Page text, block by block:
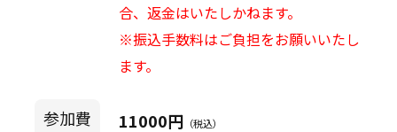
合、返金はいたしかねます。
※振込手数料はご負担をお願いいたし
ます。
参加費 11000円 （税込）